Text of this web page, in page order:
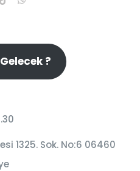
?
1325. Sok. No:6 06460